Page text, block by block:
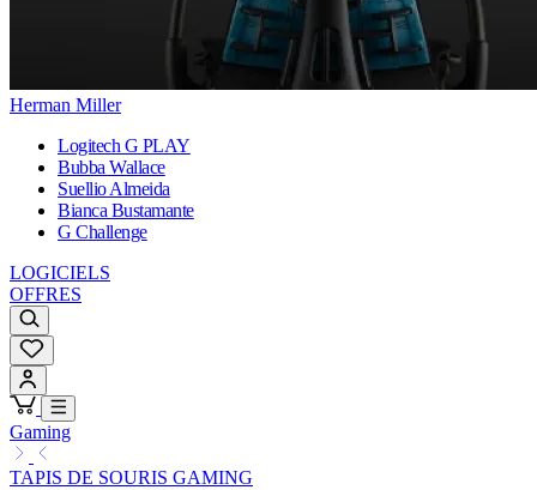
Herman Miller
Logitech G PLAY
Bubba Wallace
Suellio Almeida
Bianca Bustamante
G Challenge
LOGICIELS
OFFRES
Gaming
TAPIS DE SOURIS GAMING